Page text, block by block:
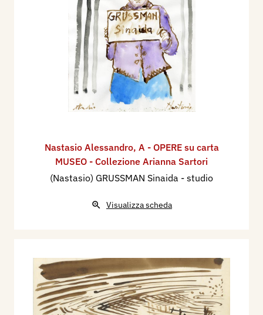
Nastasio Alessandro, A - OPERE su carta
MUSEO - Collezione Arianna Sartori
(Nastasio) GRUSSMAN Sinaida - studio
Visualizza scheda